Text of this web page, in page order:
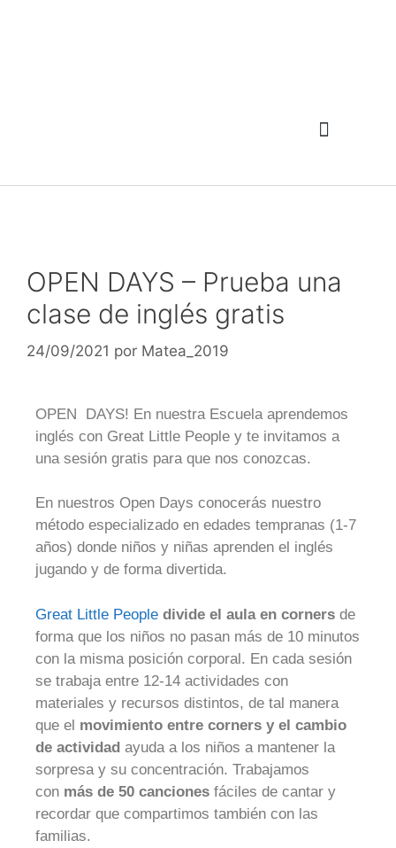
OPEN DAYS – Prueba una
clase de inglés gratis
24/09/2021 por Matea_2019
OPEN DAYS! En nuestra Escuela aprendemos
inglés con Great Little People y te invitamos a
una sesión gratis para que nos conozcas.
En nuestros Open Days conocerás nuestro
método especializado en edades tempranas (1-7
años) donde niños y niñas aprenden el inglés
jugando y de forma divertida.
Great Little People divide el aula en corners de
forma que los niños no pasan más de 10 minutos
con la misma posición corporal. En cada sesión
se trabaja entre 12-14 actividades con
materiales y recursos distintos, de tal manera
que el movimiento entre corners y el cambio
de actividad ayuda a los niños a mantener la
sorpresa y su concentración. Trabajamos
con más de 50 canciones fáciles de cantar y
recordar que compartimos también con las
familias.